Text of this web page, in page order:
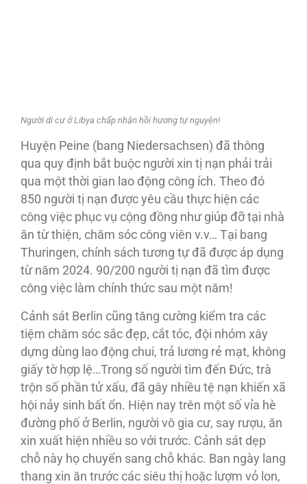
Người di cư ở Libya chấp nhận hồi hương tự nguyện!
Huyện Peine (bang Niedersachsen) đã thông
qua quy định bắt buộc người xin tị nạn phải trải
qua một thời gian lao động công ích. Theo đó
850 người tị nạn được yêu cầu thực hiện các
công việc phục vụ cộng đồng như giúp đỡ tại nhà
ăn từ thiện, chăm sóc công viên v.v… Tại bang
Thuringen, chính sách tương tự đã được áp dụng
từ năm 2024. 90/200 người tị nạn đã tìm được
công việc làm chính thức sau một năm!
Cảnh sát Berlin cũng tăng cường kiểm tra các
tiệm chăm sóc sắc đẹp, cắt tóc, đội nhóm xây
dựng dùng lao động chui, trả lương rẻ mạt, không
giấy tờ hợp lệ…Trong số người tìm đến Đức, trà
trộn số phần tử xấu, đã gây nhiều tệ nạn khiến xã
hội nảy sinh bất ổn. Hiện nay trên một số vỉa hè
đường phố ở Berlin, người vô gia cư, say rượu, ăn
xin xuất hiện nhiều so với trước. Cảnh sát dẹp
chỗ này họ chuyển sang chỗ khác. Ban ngày lang
thang xin ăn trước các siêu thị hoặc lượm vỏ lon,